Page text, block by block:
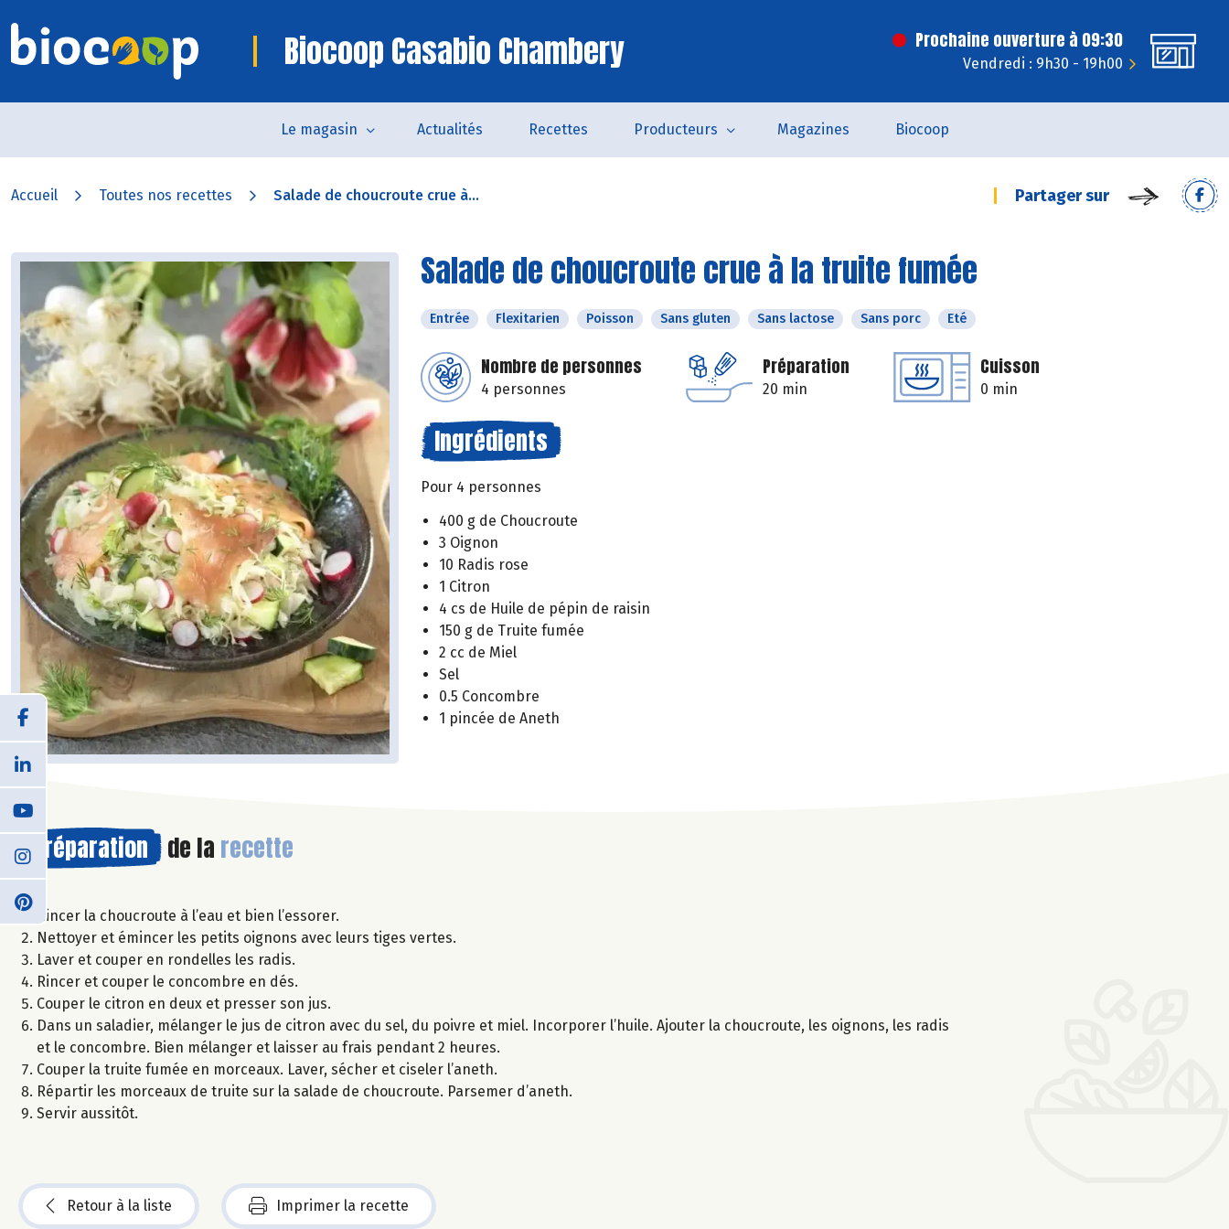
Biocoop Casabio Chambery Prochaine ouverture à 09:30
Vendredi : 9h30 - 19h00
Le magasin Actualités Recettes Producteurs Magazines Biocoop
Accueil Toutes nos recettes Salade de choucroute crue à... Partager sur
Salade de choucroute crue à la truite fumée
Entrée Flexitarien Poisson Sans gluten Sans lactose Sans porc Eté
Nombre de personnes
4 personnes
Préparation
20 min
Cuisson
0 min
Ingrédients
Pour 4 personnes
400 g de Choucroute
3 Oignon
10 Radis rose
1 Citron
4 cs de Huile de pépin de raisin
150 g de Truite fumée
2 cc de Miel
Sel
0.5 Concombre
1 pincée de Aneth
Préparation de la recette
Rincer la choucroute à l’eau et bien l’essorer.
Nettoyer et émincer les petits oignons avec leurs tiges vertes.
Laver et couper en rondelles les radis.
Rincer et couper le concombre en dés.
Couper le citron en deux et presser son jus.
Dans un saladier, mélanger le jus de citron avec du sel, du poivre et miel. Incorporer l’huile. Ajouter la choucroute, les oignons, les radis
et le concombre. Bien mélanger et laisser au frais pendant 2 heures.
Couper la truite fumée en morceaux. Laver, sécher et ciseler l’aneth.
Répartir les morceaux de truite sur la salade de choucroute. Parsemer d’aneth.
Servir aussitôt.
Retour à la liste Imprimer la recette